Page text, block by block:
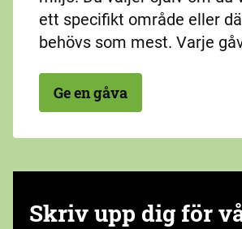
ett specifikt område eller
behövs som mest. Varje
Ge en gåva
Skriv upp dig för